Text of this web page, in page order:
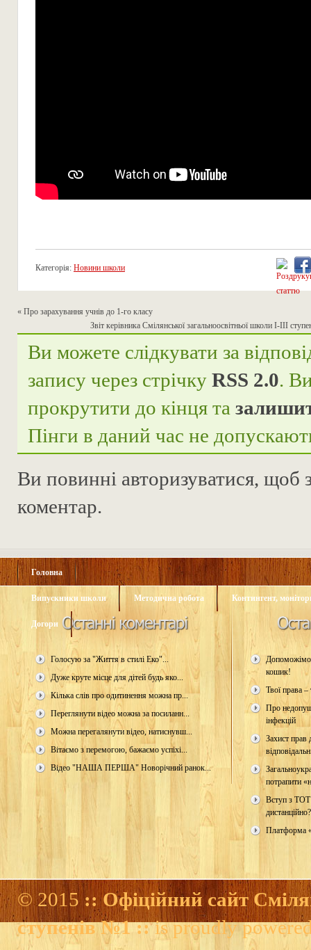
Категорія: Новини школи
« Про зарахування учнів до 1-го класу
Звіт керівника Смілянської загальноосвітньої школи І-ІІІ
Ви можете слідкувати за
запису через стрічку RSS 2.0.
прокрутити до кінця та
Пінги в даний час не
Ви повинні авторизуватися, щоб
коментар.
Головна
Випускники школи Методична робота Контингент,
Догори
Голосую за "Життя в стилі Еко"...
Дуже круте місце для дітей будь яко...
Кілька слів про одитинення можна пр...
Переглянути відео можна за посиланн...
Можна перегалянути відео, натиснувш...
Вітаємо з перемогою, бажаємо успіхі...
Відео "НАША ПЕРША" Новорічний ранок...
Допоможімо
кошик!
Твої права –
Про
інфекцій
Захист прав
потрапити
Вступ з
дистанційно?
Платформа
© 2015:: Офіційний сайт
ступенів №1 ::is proudly